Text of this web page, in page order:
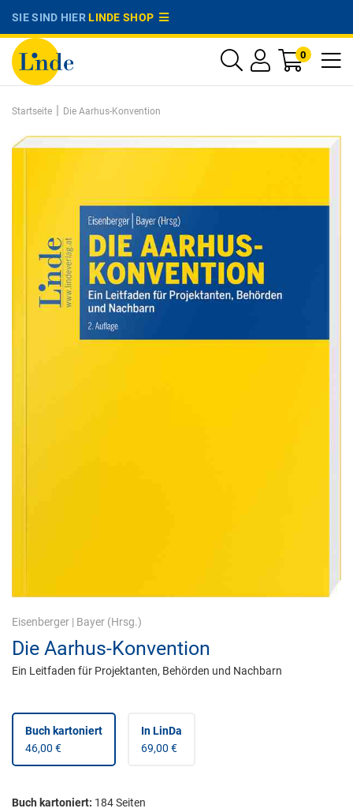
SIE SIND HIERLINDE SHOP
0
Startseite | Die Aarhus-Konvention
Eisenberger | Bayer (Hrsg.)
Die Aarhus-Konvention
Ein Leitfaden für Projektanten, Behörden und Nachbarn
Buch kartoniert
46,00 €
In LinDa
69,00 €
Buch kartoniert: 184Seiten